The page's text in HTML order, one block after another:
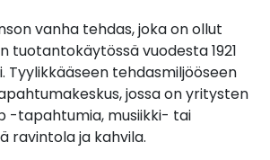
vanha tehdas, joka on ollut
tuotantokäytössä vuodesta 1921
Tyylikkääseen tehdasmiljööseen
jossa on yritysten
-tapahtumia, musiikki- tai
ravintola ja kahvila.